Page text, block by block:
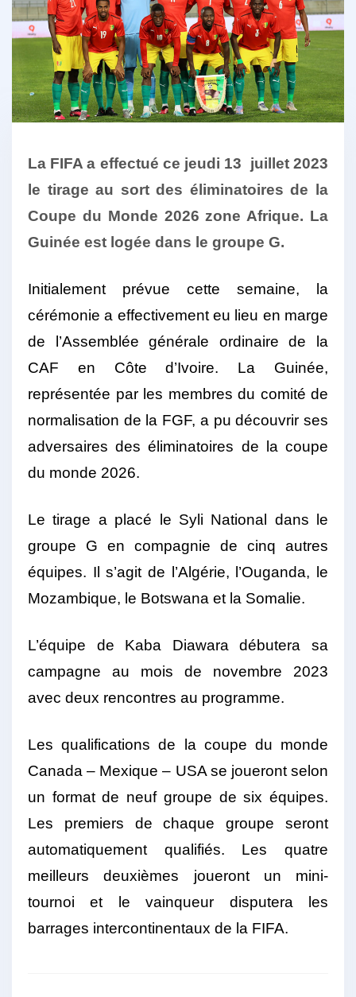
La FIFA a effectué ce jeudi 13 juillet 2023
le tirage au sort des éliminatoires de la
Coupe du Monde 2026 zone Afrique. La
Guinée est logée dans le groupe G.
Initialement prévue cette semaine, la
cérémonie a effectivement eu lieu en marge
de l’Assemblée générale ordinaire de la
CAF en Côte d’Ivoire. La Guinée,
représentée par les membres du comité de
normalisation de la FGF, a pu découvrir ses
adversaires des éliminatoires de la coupe
du monde 2026.
Le tirage a placé le Syli National dans le
groupe G en compagnie de cinq autres
équipes. Il s’agit de l’Algérie, l’Ouganda, le
Mozambique, le Botswana et la Somalie.
L’équipe de Kaba Diawara débutera sa
campagne au mois de novembre 2023
avec deux rencontres au programme.
Les qualifications de la coupe du monde
Canada – Mexique – USA se joueront selon
un format de neuf groupe de six équipes.
Les premiers de chaque groupe seront
automatiquement qualifiés. Les quatre
meilleurs deuxièmes joueront un mini-
tournoi et le vainqueur disputera les
barrages intercontinentaux de la FIFA.